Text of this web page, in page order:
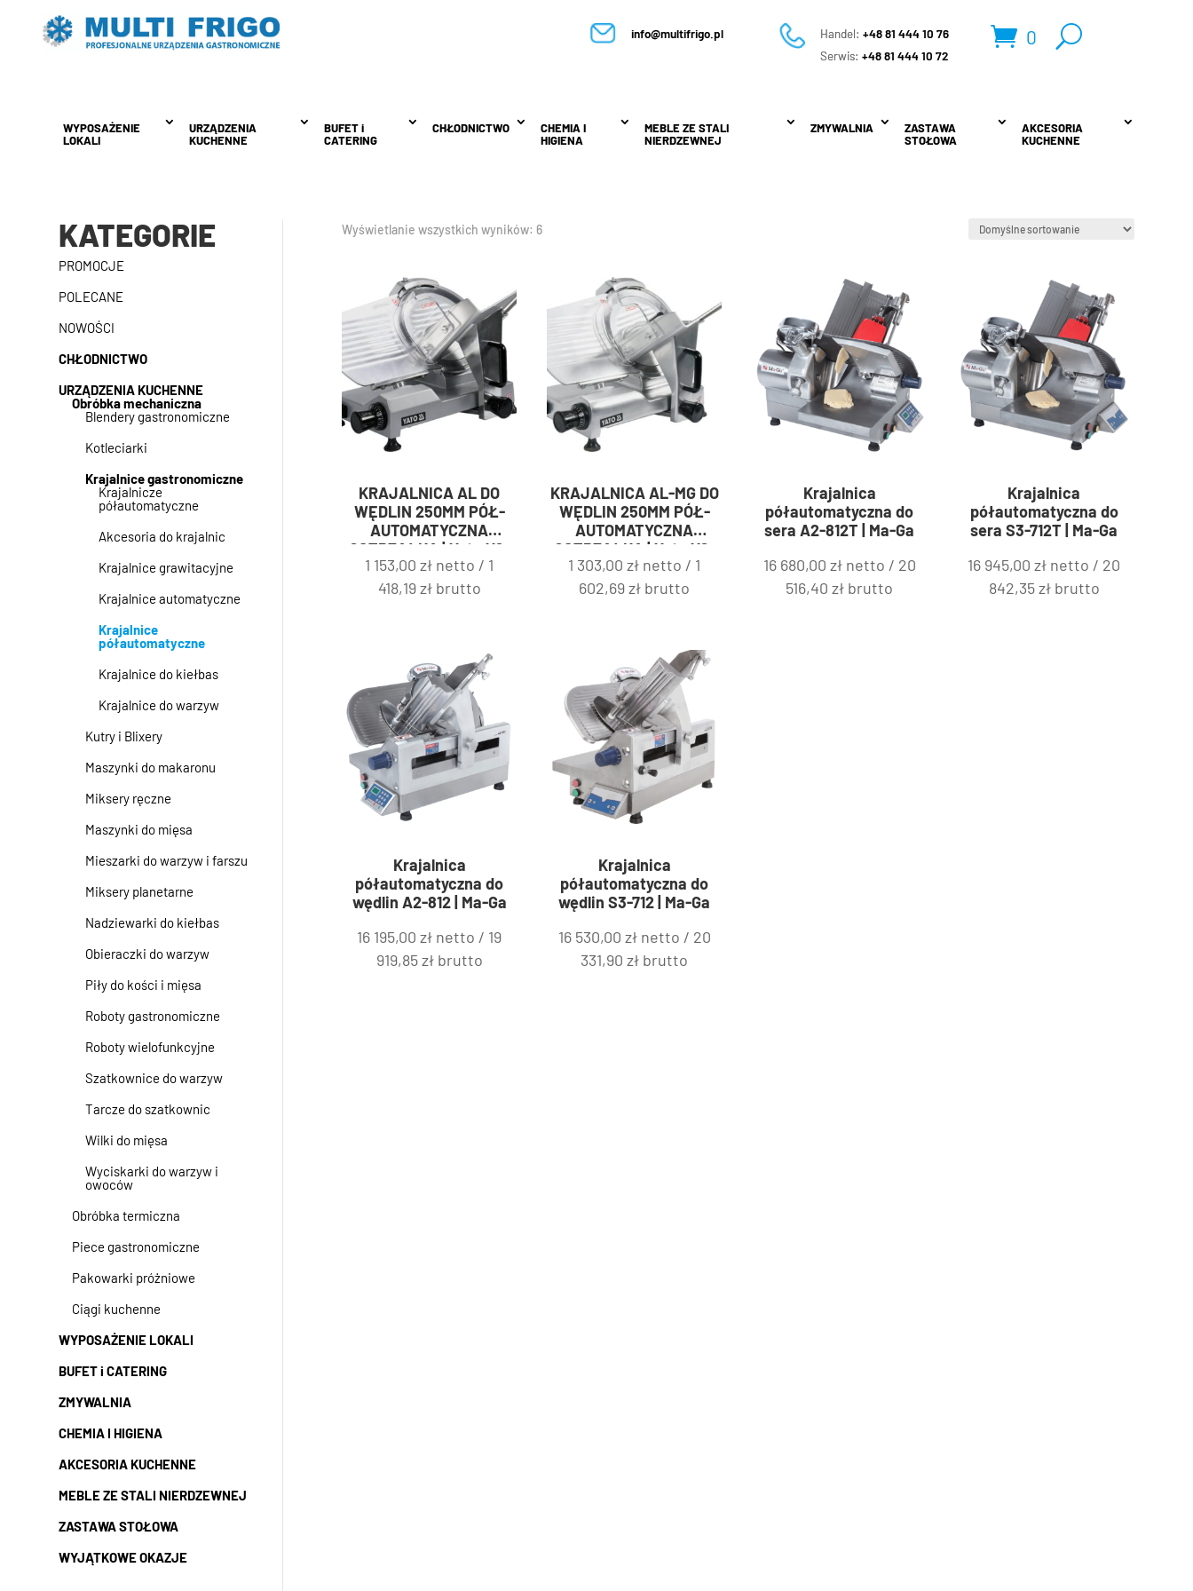
info@multifrigo.pl Handel: +48 81 444 10 76
Serwis: +48 81 444 10 72
0
WYPOSAŻENIE
LOKALI
URZĄDZENIA
KUCHENNE
BUFET i
CATERING
CHŁODNICTWO
CHEMIA I
HIGIENA
MEBLE ZE STALI
NIERDZEWNEJ
ZMYWALNIA
ZASTAWA
STOŁOWA
AKCESORIA
KUCHENNE
WYPOSAŻENIE
LOKALI
URZĄDZENIA
KUCHENNE
BUFET i
CATERING
CHŁODNICTWO
CHEMIA I
HIGIENA
MEBLE ZE STALI
NIERDZEWNEJ
ZMYWALNIA
ZASTAWA
STOŁOWA
AKCESORIA
KUCHENNE
KATEGORIE
PROMOCJE
POLECANE
NOWOŚCI
CHŁODNICTWO
URZĄDZENIA KUCHENNE
Obróbka mechaniczna
Blendery gastronomiczne
Kotleciarki
Krajalnice gastronomiczne
Krajalnicze
półautomatyczne
Akcesoria do krajalnic
Krajalnice grawitacyjne
Krajalnice automatyczne
Krajalnice
półautomatyczne
Krajalnice do kiełbas
Krajalnice do warzyw
Kutry i Blixery
Maszynki do makaronu
Miksery ręczne
Maszynki do mięsa
Mieszarki do warzyw i farszu
Miksery planetarne
Nadziewarki do kiełbas
Obieraczki do warzyw
Piły do kości i mięsa
Roboty gastronomiczne
Roboty wielofunkcyjne
Szatkownice do warzyw
Tarcze do szatkownic
Wilki do mięsa
Wyciskarki do warzyw i
owoców
Obróbka termiczna
Piece gastronomiczne
Pakowarki próżniowe
Ciągi kuchenne
WYPOSAŻENIE LOKALI
BUFET i CATERING
ZMYWALNIA
CHEMIA I HIGIENA
AKCESORIA KUCHENNE
MEBLE ZE STALI NIERDZEWNEJ
ZASTAWA STOŁOWA
WYJĄTKOWE OKAZJE
Wyświetlanie wszystkich wyników: 6
KRAJALNICA AL DO
WĘDLIN 250MM PÓŁ-
AUTOMATYCZNA
OSTRZAŁKA | Yato YG-
03118
1 153,00zł netto / 1
418,19złbrutto
KRAJALNICA AL-MG DO
WĘDLIN 250MM PÓŁ-
AUTOMATYCZNA
OSTRZAŁKA | Yato YG-
03120
1 303,00zł netto / 1
602,69zł brutto
Krajalnica
półautomatyczna do
sera A2-812T | Ma-Ga
16 680,00 zł netto / 20
516,40zł brutto
Krajalnica
półautomatyczna do
sera S3-712T | Ma-Ga
16 945,00zł netto / 20
842,35złbrutto
Krajalnica
półautomatyczna do
wędlin A2-812 | Ma-Ga
16 195,00zł netto / 19
919,85złbrutto
Krajalnica
półautomatyczna do
wędlin S3-712 | Ma-Ga
16 530,00 zł netto / 20
331,90zł brutto